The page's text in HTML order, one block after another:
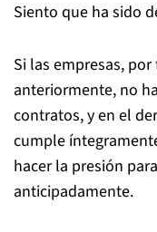
Siento que ha sido
Si las empresas,
anteriormente, no
contratos, y en el
cumple
hacer la presión
anticipadamente.